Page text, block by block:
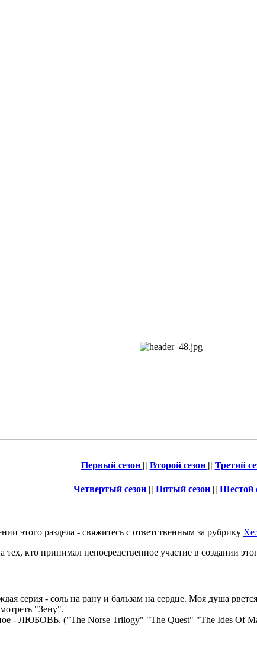
Первый сезон Второй сезон Третий
Четвертый сезон|| Пятый сезон|| Шестой
этого раздела - свяжитесь с ответственным за рубрику
кто принимал непосредственное участие в создании
из ТОГО мира приходится возвращаться в этот. Я
когда начала смотреть "Зену".
- ЛЮБОВЬ. ("The Norse Trilogy" "The Quest" "The Ides Of